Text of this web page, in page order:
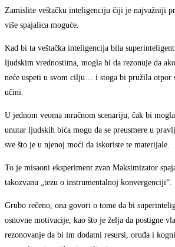
Zamislite veštačku inteligenciju čiji je najvažniji
više spajalica moguće.
Kad bi ta veštačka inteligencija bila
ljudskim vrednostima, mogla bi da rezonuje da
neće uspeti u svom cilju… i stoga bi pružila otpor
učini.
U jednom veoma mračnom scenariju, čak bi
unutar ljudskih bića mogu da se preusmere u
sve što je u njenoj moći da iskoriste te materijale.
To je misaoni eksperiment zvan Maksimizator
takozvanu „tezu o instrumentalnoj konvergenciji“.
Grubo rečeno, ona govori o tome da bi
osnovne motivacije, kao što je želja da postigne
rezonovanje da bi im dodatni resursi, oruđa i